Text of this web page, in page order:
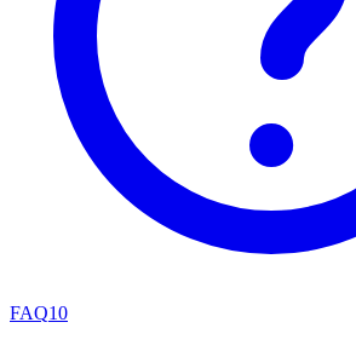
FAQ10